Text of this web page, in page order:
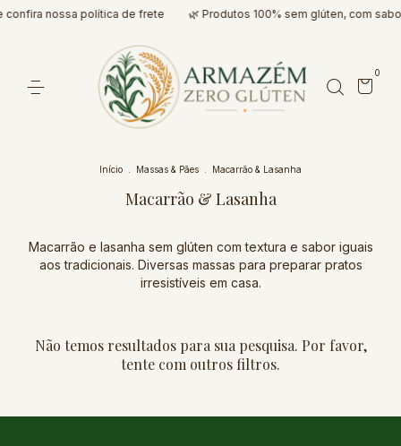
nossa política de frete 🌿 Produtos 100% sem glúten, com
0
Início . Massas & Pães . Macarrão & Lasanha
Macarrão & Lasanha
Macarrão e lasanha sem glúten com textura e sabor iguais
aos tradicionais. Diversas massas para preparar pratos
irresistíveis em casa.
Não temos resultados para sua pesquisa. Por favor,
tente com outros filtros.